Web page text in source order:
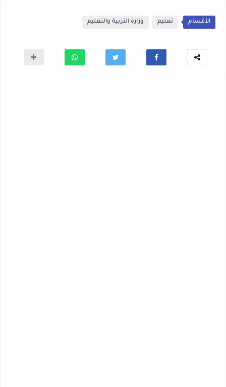
الأقسام تعليم وزارة التربية والتعليم